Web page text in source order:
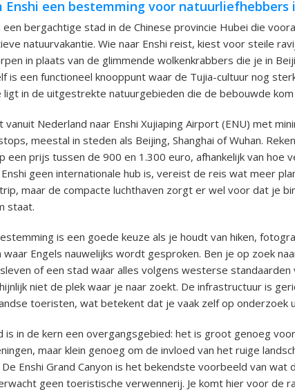
Enshi een bestemming voor natuurliefhebbers
een bergachtige stad in de Chinese provincie Hubei die
natuurvakantie. Wie naar Enshi reist, kiest voor steile
in plaats van de glimmende wolkenkrabbers die je in
is een functioneel knooppunt waar de Tujia-cultuur nog
ligt in de uitgestrekte natuurgebieden die de bebouwde kom
vanuit Nederland naar Enshi Xujiaping Airport (ENU) met
meestal in steden als Beijing, Shanghai of Wuhan.
een prijs tussen de 900 en 1.300 euro, afhankelijk van hoe
geen internationale hub is, vereist de reis wat meer
maar de compacte luchthaven zorgt er wel voor dat je
staat.
is een goede keuze als je houdt van hiken,
waar Engels nauwelijks wordt gesproken. Ben je op zoek
of een stad waar alles volgens westerse standaarden
niet de plek waar je naar zoekt. De infrastructuur is
toeristen, wat betekent dat je vaak zelf op onderzoek
is in de kern een overgangsgebied: het is groot genoeg
maar klein genoeg om de invloed van het ruige
De Enshi Grand Canyon is het bekendste voorbeeld van
geen toeristische verwennerij. Je komt hier voor de